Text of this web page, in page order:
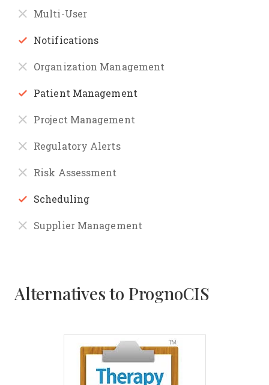
Multi-User
Notifications
Organization Management
Patient Management
Project Management
Regulatory Alerts
Risk Assessment
Scheduling
Supplier Management
Alternatives to PrognoCIS